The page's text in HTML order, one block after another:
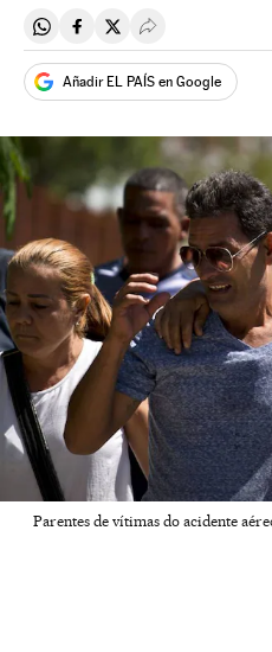
Compartir en Whatsapp
Compartir en Facebook
Compartir en Twitter
Desplegar
Añadir EL PAÍS en Google
Parentes de vítimas do acidente